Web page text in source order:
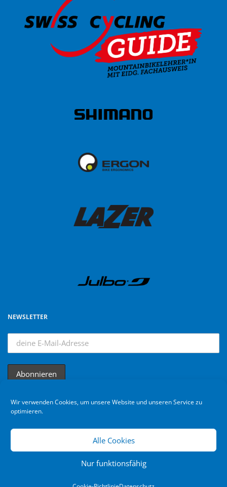
Wir verwenden Cookies, um unsere Website und unseren Service zu
optimieren.
Alle Cookies
Nur funktionsfähig
NEWSLETTER
Bikebuebe © 2024. All rights reserved